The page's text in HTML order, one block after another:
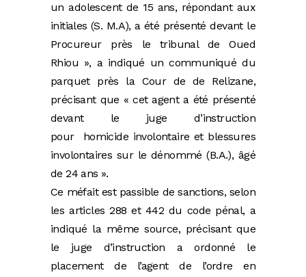
un adolescent de 15 ans, répondant aux
initiales (S. M.A), a été présenté devant le
Procureur près le tribunal de Oued
Rhiou », a indiqué un communiqué du
parquet près la Cour de de Relizane,
précisant que « cet agent a été présenté
devant le juge d’instruction
pour homicide involontaire et blessures
involontaires sur le dénommé (B.A.), âgé
de 24 ans ».
Ce méfait est passible de sanctions, selon
les articles 288 et 442 du code pénal, a
indiqué la même source, précisant que
le juge d’instruction a ordonné le
placement de l’agent de l’ordre en